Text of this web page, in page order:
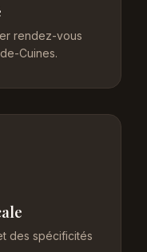
rendez-vous
Cuines.
des spécificités